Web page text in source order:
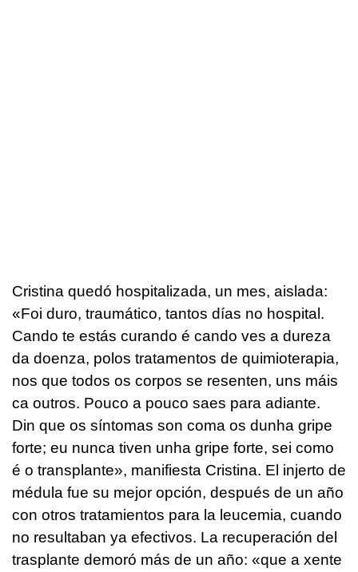
Cristina quedó hospitalizada, un mes, aislada:
«Foi duro, traumático, tantos días no hospital.
Cando te estás curando é cando ves a dureza
da doenza, polos tratamentos de quimioterapia,
nos que todos os corpos se resenten, uns máis
ca outros. Pouco a pouco saes para adiante.
Din que os síntomas son coma os dunha gripe
forte; eu nunca tiven unha gripe forte, sei como
é o transplante», manifiesta Cristina. El injerto de
médula fue su mejor opción, después de un año
con otros tratamientos para la leucemia, cuando
no resultaban ya efectivos. La recuperación del
trasplante demoró más de un año: «que a xente